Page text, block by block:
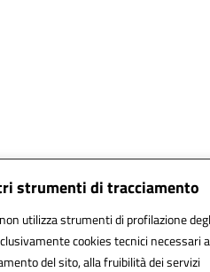
strumenti di tracciamento
utilizza strumenti di profilazione
cookies tecnici necessari
del sito, alla fruibilità dei servizi